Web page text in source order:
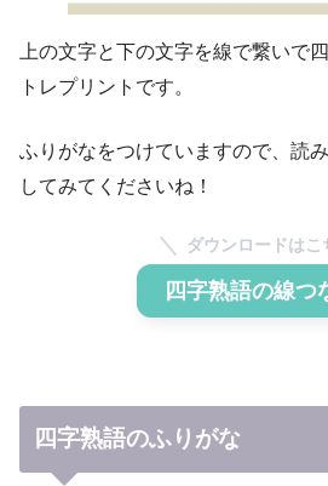
上の文字と下の文字を線で繋いで
トレプリントです。
ふりがなをつけていますので、読
してみてくださいね！
ダウンロードはこ
四字熟語の線つ
四字熟語のふりがな